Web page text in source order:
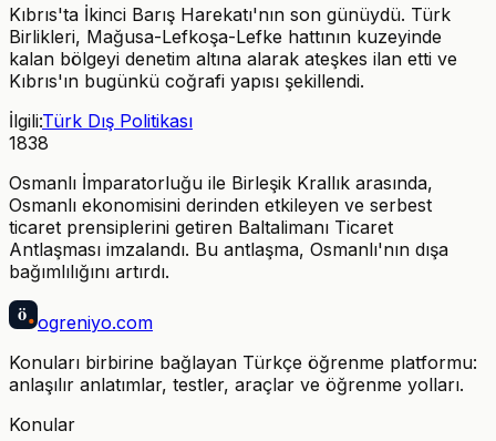
Kıbrıs'ta İkinci Barış Harekatı'nın son günüydü. Türk
Birlikleri, Mağusa-Lefkoşa-Lefke hattının kuzeyinde
kalan bölgeyi denetim altına alarak ateşkes ilan etti ve
Kıbrıs'ın bugünkü coğrafi yapısı şekillendi.
İlgili:Türk Dış Politikası
1838
Osmanlı İmparatorluğu ile Birleşik Krallık arasında,
Osmanlı ekonomisini derinden etkileyen ve serbest
ticaret prensiplerini getiren Baltalimanı Ticaret
Antlaşması imzalandı. Bu antlaşma, Osmanlı'nın dışa
bağımlılığını artırdı.
ö ogreniyo.com
Konuları birbirine bağlayan Türkçe öğrenme platformu:
anlaşılır anlatımlar, testler, araçlar ve öğrenme yolları.
Konular